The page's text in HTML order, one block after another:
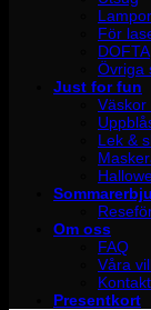
Lampor
För
DOFTA
Övriga
Just for fun
Väskor
Lek &
Om oss
FAQ
Våra
Presentkort